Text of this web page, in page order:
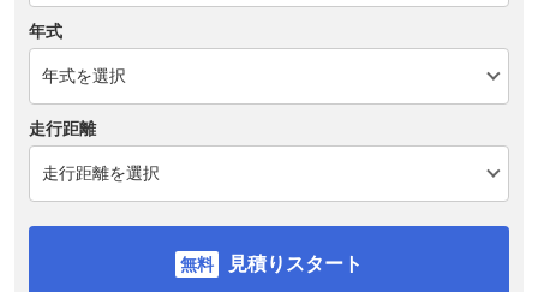
年式
走行距離
見積りスタート